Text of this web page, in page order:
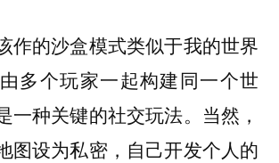
作的沙盒模式类似于我的世界
多个玩家一起构建同一个世
一种关键的社交玩法。当然，
图设为私密，自己开发个人的